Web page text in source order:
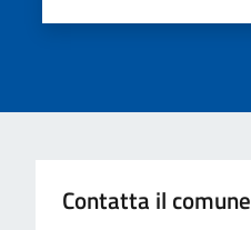
Contatta il comune